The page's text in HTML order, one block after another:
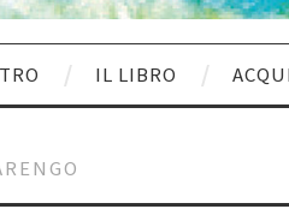
IL LIBRO